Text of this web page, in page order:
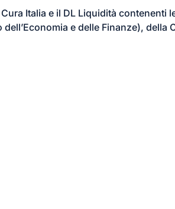
Italia e il DL Liquidità contenenti
e delle Finanze), della